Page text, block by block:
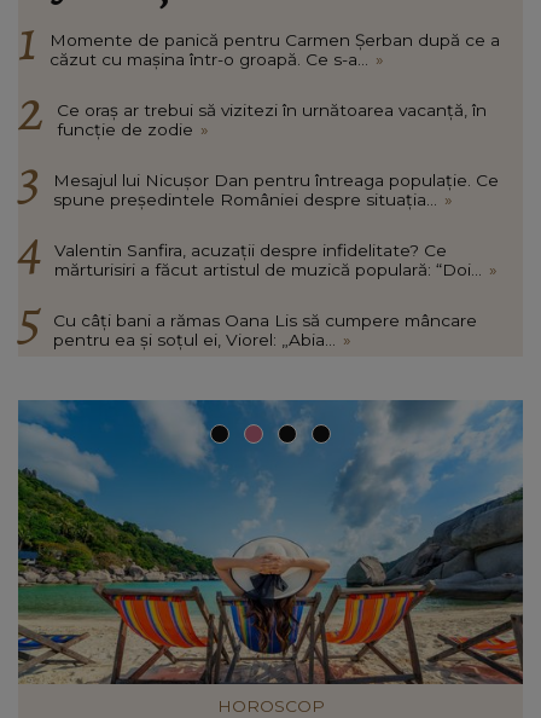
Momente de panică pentru Carmen Șerban după ce a
căzut cu mașina într-o groapă. Ce s-a... »
Ce oraș ar trebui să vizitezi în urnătoarea vacanță, în
funcție de zodie »
Mesajul lui Nicușor Dan pentru întreaga populație. Ce
spune președintele României despre situația... »
Valentin Sanfira, acuzații despre infidelitate? Ce
mărturisiri a făcut artistul de muzică populară: “Doi... »
Cu câți bani a rămas Oana Lis să cumpere mâncare
pentru ea și soțul ei, Viorel: „Abia... »
INFORMATIILE ZILEI